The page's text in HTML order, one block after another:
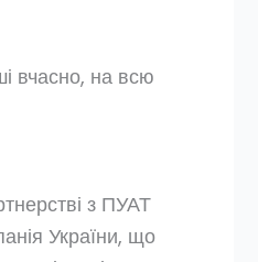
вчасно, на всю
з ПУАТ
України, що